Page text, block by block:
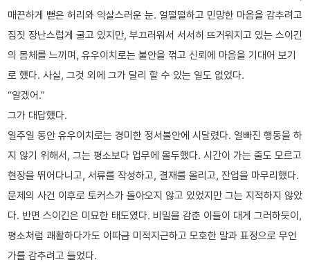
매끈하게 뻗은 허리와 익살스러운 눈. 얼떨떨하고 민망한 마음을 감추려고
짐짓 장난스럽게 굴고 있지만, 부끄러워서 서서히 뜨거워지고 있는 스이긴
의 몸체를 느끼며, 유우이치로는 불안을 꺾고 신뢰에 마음을 기대어 보기
로 했다. 사실, 그것 외에 그가 달리 할 수 있는 일도 없었다.
“알겠어.”
그가 대답했다.
일주일 동안 유우이치로는 경미한 정서불안에 시달렸다. 얼빠진 행동을 하
지 않기 위해서, 그는 평소보다 업무에 몰두했다. 시간이 가는 줄도 모르고
현장을 뛰어다니고, 서류를 작성하고, 결재를 올리고, 잔업을 마무리했다.
문제의 사건 이후로 토커스가 돌아오지 않고 있었지만 그는 지적하지 않았
다. 반면 스이긴은 미묘한 태도였다. 비밀을 감춘 이들이 대게 그러하듯이,
평소처럼 쾌활하다가도 이따금 미적지근하고 모호한 말과 표정으로 무언
가를 감추려고 들었다.